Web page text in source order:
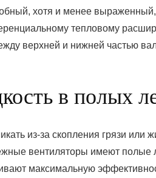
хотя и менее
тепловому
между верхней
в полых
из-за скопления грязи или
вентиляторы имеют полые
максимальную